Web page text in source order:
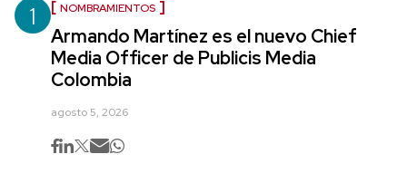
1 NOMBRAMIENTOS
Armando Martínez es el nuevo Chief
Media Officer de Publicis Media
Colombia
agosto 5, 2026